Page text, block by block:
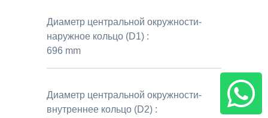
Диаметр центральной окружности-
наружное кольцо (D1) :
696 mm
Диаметр центральной окружности-
внутреннее кольцо (D2) :